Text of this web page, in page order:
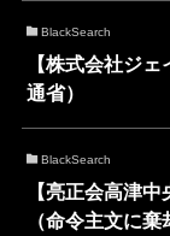
BlackSearch
【株式会社ジ
通省）
BlackSearch
【亮正会高津
（命令主文に